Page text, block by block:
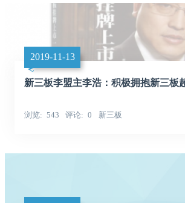
2019-11-13
新三板李盟主李浩：积极拥抱新三板
浏览 543 评论 0 新三板